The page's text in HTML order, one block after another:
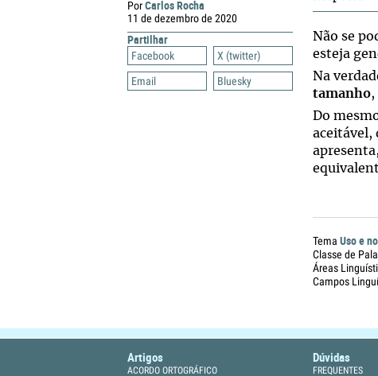
PorCarlos Rocha
11 de dezembro de 2020
Partilhar
Facebook
X (twitter)
Email
Bluesky
Não se
esteja
Na
tamanho,
Do
aceitável,
Tema Uso e
Classe de
Áreas
Campos
Artigos
ACORDO ORTOGRÁFICO
Dúvidas
FREQUENTES